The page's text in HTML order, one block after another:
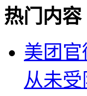
热门内容
美团
从未受